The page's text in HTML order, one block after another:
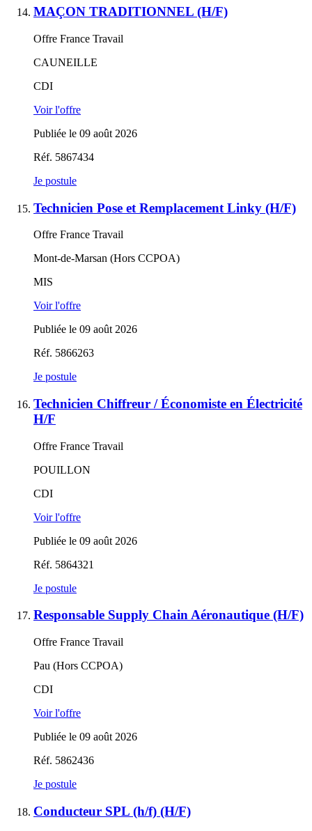
MAÇON TRADITIONNEL (H/F)
Offre France Travail
CAUNEILLE
CDI
Voir l'offre
Publiée le 09 août 2026
Réf. 5867434
Je postule
Technicien Pose et Remplacement Linky (H/F)
Offre France Travail
Mont-de-Marsan (Hors CCPOA)
MIS
Voir l'offre
Publiée le 09 août 2026
Réf. 5866263
Je postule
Technicien Chiffreur / Économiste en Électricité
H/F
Offre France Travail
POUILLON
CDI
Voir l'offre
Publiée le 09 août 2026
Réf. 5864321
Je postule
Responsable Supply Chain Aéronautique (H/F)
Offre France Travail
Pau (Hors CCPOA)
CDI
Voir l'offre
Publiée le 09 août 2026
Réf. 5862436
Je postule
Conducteur SPL (h/f) (H/F)